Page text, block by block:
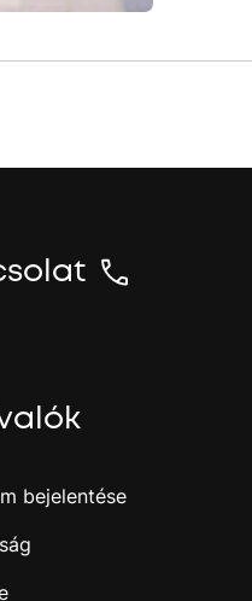
bejelentése